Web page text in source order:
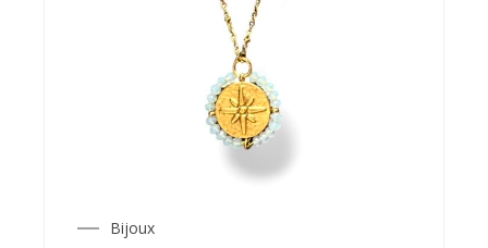
Bijoux